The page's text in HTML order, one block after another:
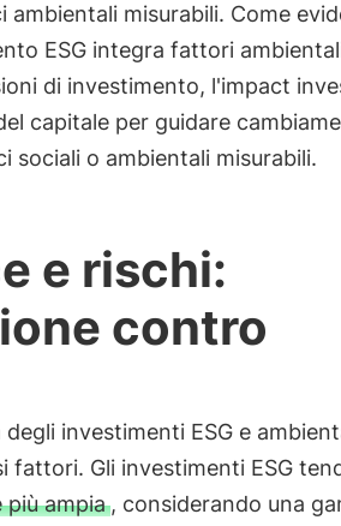
ambientali misurabili. Come
ESG integra fattori
di investimento, l'impact
capitale per guidare
sociali o ambientali misurabili.
e rischi:
contro
investimenti ESG e
fattori. Gli investimenti ESG
più ampia, considerando una